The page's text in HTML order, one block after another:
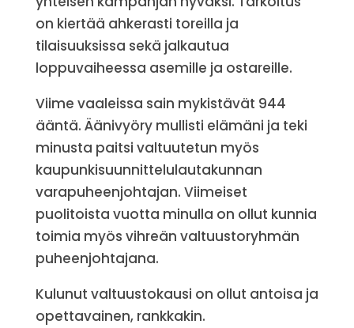
on kiertää ahkerasti toreilla ja
tilaisuuksissa sekä jalkautua
loppuvaiheessa asemille ja ostareille.
Viime vaaleissa sain mykistävät 944
ääntä. Äänivyöry mullisti elämäni ja teki
minusta paitsi valtuutetun myös
kaupunkisuunnittelulautakunnan
varapuheenjohtajan. Viimeiset
puolitoista vuotta minulla on ollut kunnia
toimia myös vihreän valtuustoryhmän
puheenjohtajana.
Kulunut valtuustokausi on ollut antoisa ja
opettavainen, rankkakin.